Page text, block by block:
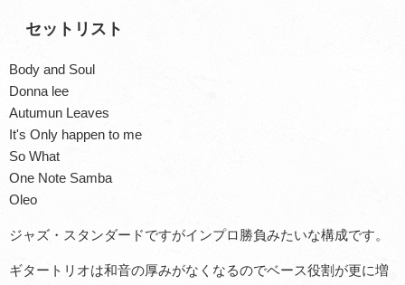
セットリスト
Body and Soul
Donna lee
Autumun Leaves
It's Only happen to me
So What
One Note Samba
Oleo
ジャズ・スタンダードですがインプロ勝負みたいな構成です。
ギタートリオは和音の厚みがなくなるのでベース役割が更に増